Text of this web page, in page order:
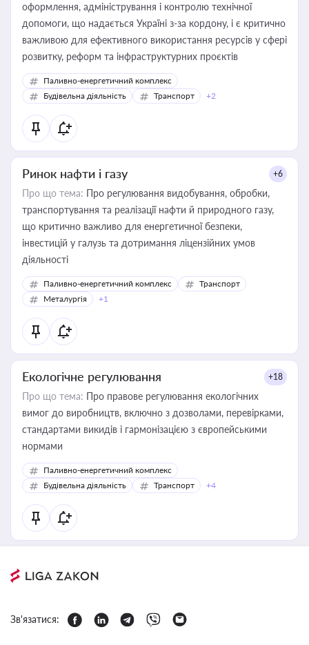
оформлення, адміністрування і контролю технічної
допомоги, що надається Україні з-за кордону, і є критично
важливою для ефективного використання ресурсів у сфері
розвитку, реформ та інфраструктурних проєктів
Паливно-енергетичний комплекс
Будівельна діяльність
Транспорт +2
Ринок нафти і газу +6
Про що тема: Про регулювання видобування, обробки,
транспортування та реалізації нафти й природного газу,
що критично важливо для енергетичної безпеки,
інвестицій у галузь та дотримання ліцензійних умов
діяльності
Паливно-енергетичний комплекс
Транспорт
Металургія
+1
Екологічне регулювання +18
Про що тема: Про правове регулювання екологічних
вимог до виробництв, включно з дозволами, перевірками,
стандартами викидів і гармонізацією з європейськими
нормами
Паливно-енергетичний комплекс
Будівельна діяльність
Транспорт +4
Зв'язатися: